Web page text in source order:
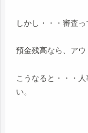
しかし・・・審査っ
預金残高なら、ア
こうなると・・・
い。